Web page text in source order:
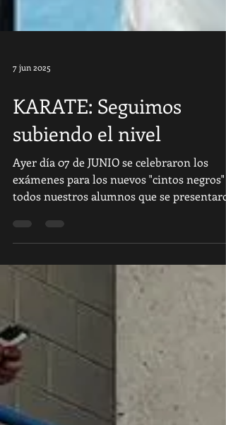
KARATE: Seguimos
subiendo el nivel
Ayer día 07 de JUNIO se celebraron los
exámenes para los nuevos "cintos negros" y
todos nuestros alumnos que se
aprobaron el examen. Muchas felicidades a
KARATE. Mario - 4º DAN Inma - 3º DAN
Irene - 2º DAN Sergio - 1º DAN Carlota - C.